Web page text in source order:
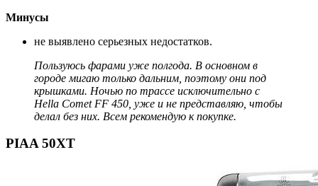
Минусы
не выявлено серьезных недостатков.
Пользуюсь фарами уже полгода. В основном в
городе мигаю только дальним, поэтому они под
крышками. Ночью по трассе исключительно с
Hella Comet FF 450, уже и не представляю, чтобы
делал без них. Всем рекомендую к покупке.
PIAA 50XT